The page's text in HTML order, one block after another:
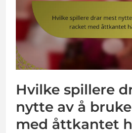
Hvilke spillere
nytte av å
med åttkantet